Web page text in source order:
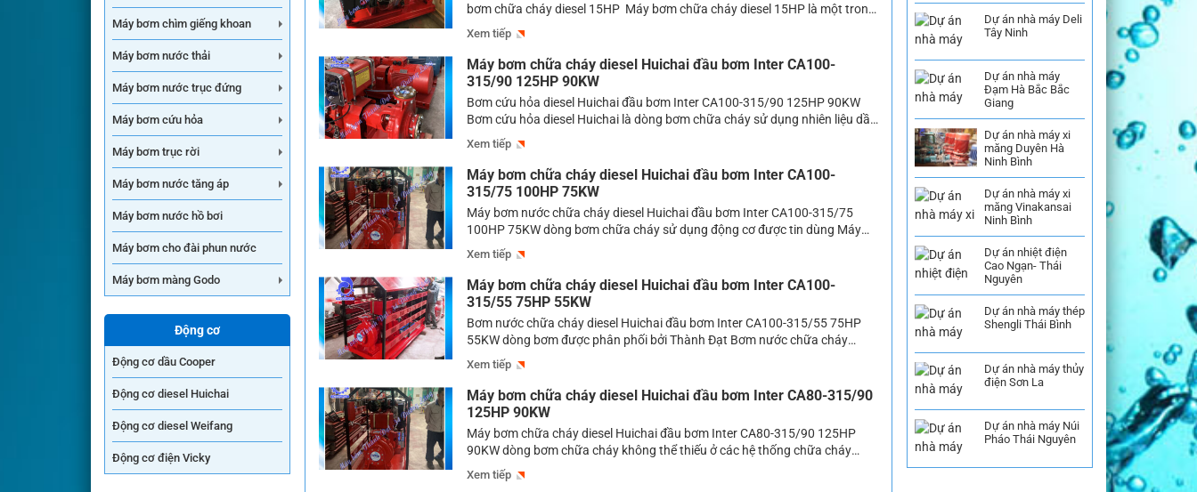
Máy bơm chìm giếng khoan
Máy bơm nước thải
Máy bơm nước trục đứng
Máy bơm cứu hỏa
Máy bơm trục rời
Máy bơm nước tăng áp
Máy bơm nước hồ bơi
Máy bơm cho đài phun nước
Máy bơm màng Godo
Động cơ
Động cơ dầu Cooper
Động cơ diesel Huichai
Động cơ diesel Weifang
Động cơ điện Vicky
bơm chữa cháy diesel 15HP Máy bơm chữa cháy diesel 15HP là một trong
những sản phẩm bơm được dùng phổ biến nhất ở các hệ thống chữa cháy.
Các sản phẩm bơm diesel được biết tới là dòng bơm được sử dụng […]
Xem tiếp
Máy bơm chữa cháy diesel Huichai đầu bơm Inter CA100-
315/90 125HP 90KW
Bơm cứu hỏa diesel Huichai đầu bơm Inter CA100-315/90 125HP 90KW
Bơm cứu hỏa diesel Huichai là dòng bơm chữa cháy sử dụng nhiên liệu dầu
diesel, một trong những nhiên liệu dễ tìm và có giá thành rẻ nên có thể
dùng được ở bất cứ nơi đâu. Bơm chữa cháy diesel này có […]
Xem tiếp
Máy bơm chữa cháy diesel Huichai đầu bơm Inter CA100-
315/75 100HP 75KW
Máy bơm nước chữa cháy diesel Huichai đầu bơm Inter CA100-315/75
100HP 75KW dòng bơm chữa cháy sử dụng động cơ được tin dùng Máy
bơm nước chữa cháy diesel là một trong những sản phẩm bơm phòng
cháy chữa cháy, bơm cứu hỏa hay được dùng nhiều tại các hệ thống cung
cấp nước […]
Xem tiếp
Máy bơm chữa cháy diesel Huichai đầu bơm Inter CA100-
315/55 75HP 55KW
Bơm nước chữa cháy diesel Huichai đầu bơm Inter CA100-315/55 75HP
55KW dòng bơm được phân phối bởi Thành Đạt Bơm nước chữa cháy
diesel – Hiện nay tình trang cháy nổ có thể thấy luôn tìm ẩn tại các khu dân
cư, các trung tâm thương mại, các nhà xưởng vì thế mà việc […]
Xem tiếp
Máy bơm chữa cháy diesel Huichai đầu bơm Inter CA80-315/90
125HP 90KW
Máy bơm chữa cháy diesel Huichai đầu bơm Inter CA80-315/90 125HP
90KW dòng bơm chữa cháy không thể thiếu ở các hệ thống chữa cháy
Bơm chữa cháy là một trong những thiết bị hay được sử dụng nhất tại các
hệ thống phòng cháy chữa cháy hiện nay. Thiết bị này đóng vai trò […]
Xem tiếp
Dự án nhà máy Deli
Tây Ninh
Dự án nhà máy
Đạm Hà Bắc Bắc
Giang
Dự án nhà máy xi
măng Duyên Hà
Ninh Bình
Dự án nhà máy xi
măng Vinakansai
Ninh Bình
Dự án nhiệt điện
Cao Ngạn- Thái
Nguyên
Dự án nhà máy thép
Shengli Thái Bình
Dự án nhà máy thủy
điện Sơn La
Dự án nhà máy Núi
Pháo Thái Nguyên